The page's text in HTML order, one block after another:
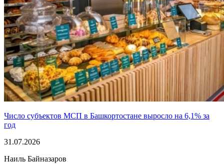
Число субъектов МСП в Башкортостане выросло на 6,1% за
год
31.07.2026
Наиль Байназаров